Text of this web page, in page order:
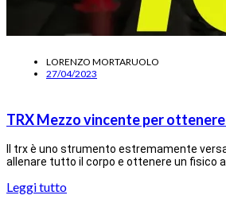
LORENZO MORTARUOLO
27/04/2023
TRX Mezzo vincente per
Il trx è uno strumento estremamente
allenare tutto il corpo e ottenere un fisico al
Leggi tutto